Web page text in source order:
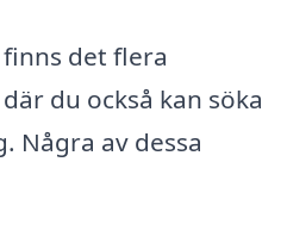
det flera
du också kan söka
Några av dessa